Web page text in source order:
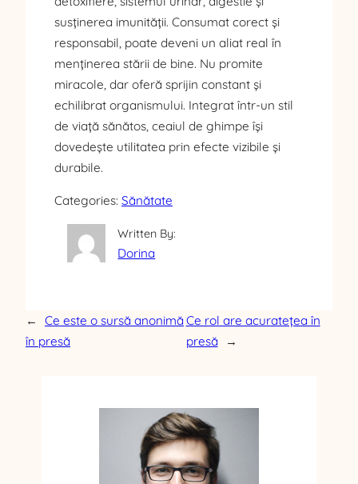
susținerea imunității. Consumat corect și
responsabil, poate deveni un aliat real în
menținerea stării de bine. Nu promite
miracole, dar oferă sprijin constant și
echilibrat organismului. Integrat într-un stil
de viață sănătos, ceaiul de ghimpe își
dovedește utilitatea prin efecte vizibile și
durabile.
Categories: Sănătate
Written By:
Dorina
←
Ce este o sursă anonimă
în presă
Ce rol are acuratețea în
presă
→